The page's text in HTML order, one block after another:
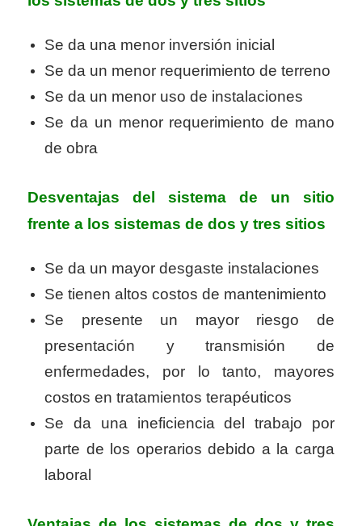
Se da una menor inversión inicial
Se da un menor requerimiento de terreno
Se da un menor uso de instalaciones
Se da un menor requerimiento de mano
de obra
Desventajas del sistema de un sitio
frente a los sistemas de dos y tres sitios
Se da un mayor desgaste instalaciones
Se tienen altos costos de mantenimiento
Se presente un mayor riesgo de
presentación y transmisión de
enfermedades, por lo tanto, mayores
costos en tratamientos terapéuticos
Se da una ineficiencia del trabajo por
parte de los operarios debido a la carga
laboral